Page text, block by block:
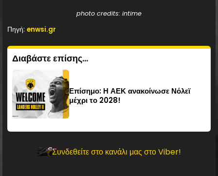
photo credits: intime
Πηγή: enwsi.gr
Διαβάστε επίσης...
Επίσημο: Η ΑΕΚ ανακοίνωσε Νόλεϊ
μέχρι το 2028!
Συνδεθείτε στο κανάλι μας στο Viber!